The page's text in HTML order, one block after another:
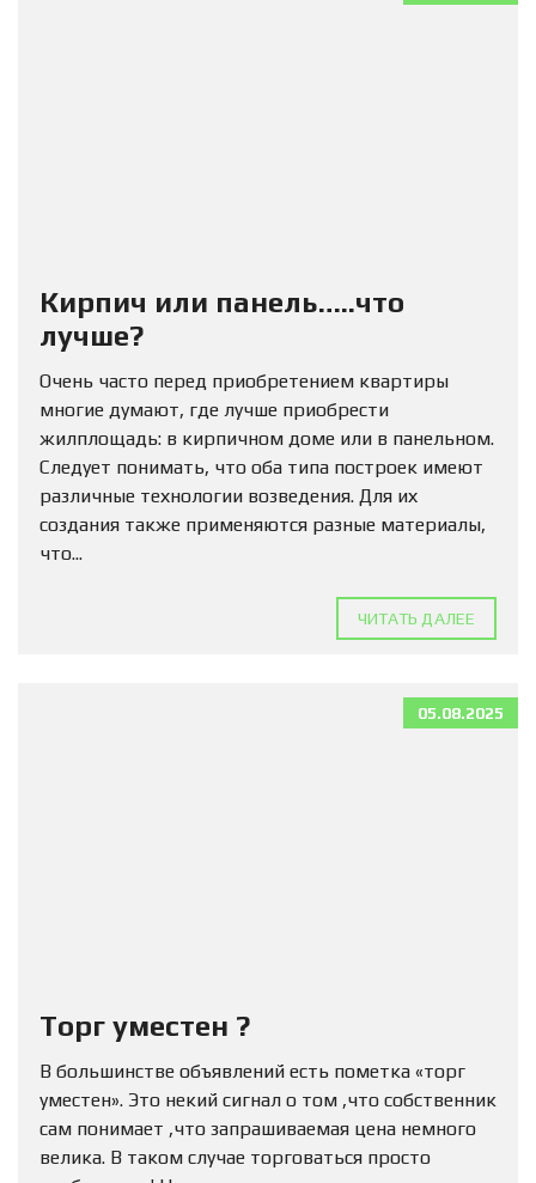
Кирпич или панель…..что
лучше?
Очень часто перед приобретением квартиры
многие думают, где лучше приобрести
жилплощадь: в кирпичном доме или в панельном.
Следует понимать, что оба типа построек имеют
различные технологии возведения. Для их
создания также применяются разные материалы,
что...
ЧИТАТЬ ДАЛЕЕ
05.08.2025
Торг уместен ?
В большинстве объявлений есть пометка «торг
уместен». Это некий сигнал о том ,что собственник
сам понимает ,что запрашиваемая цена немного
велика. В таком случае торговаться просто